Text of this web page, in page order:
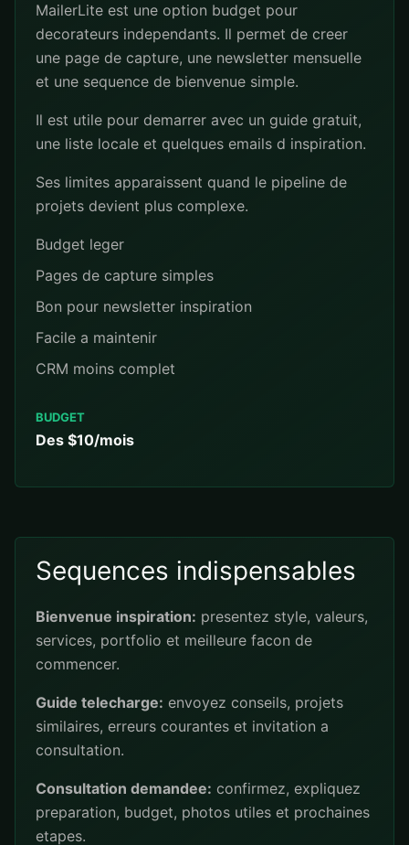
MailerLite est une option budget pour
decorateurs independants. Il permet de creer
une page de capture, une newsletter mensuelle
et une sequence de bienvenue simple.
Il est utile pour demarrer avec un guide gratuit,
une liste locale et quelques emails d inspiration.
Ses limites apparaissent quand le pipeline de
projets devient plus complexe.
Budget leger
Pages de capture simples
Bon pour newsletter inspiration
Facile a maintenir
CRM moins complet
BUDGET
Des $10/mois
Sequences indispensables
Bienvenue inspiration: presentez style, valeurs,
services, portfolio et meilleure facon de
commencer.
Guide telecharge: envoyez conseils, projets
similaires, erreurs courantes et invitation a
consultation.
Consultation demandee: confirmez, expliquez
preparation, budget, photos utiles et prochaines
etapes.